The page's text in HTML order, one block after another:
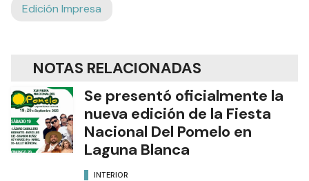
Edición Impresa
NOTAS RELACIONADAS
Se presentó oficialmente la
nueva edición de la Fiesta
Nacional Del Pomelo en
Laguna Blanca
INTERIOR